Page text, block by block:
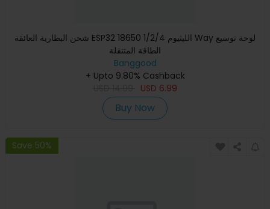
شحن البطارية العائقة ESP32 18650 الليثيوم 1/2/4 Way لوحة توسيع
الطاقة المتنقلة
Banggood
+ Upto 9.80% Cashback
USD 6.99
Buy Now
Save 50%